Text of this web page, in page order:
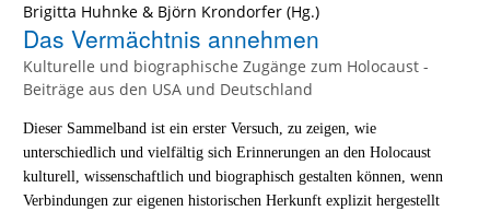
Brigitta Huhnke & Björn Krondorfer (Hg.)
Das Vermächtnis annehmen
Kulturelle und biographische Zugänge zum Holocaust -
Beiträge aus den USA und Deutschland
Dieser Sammelband ist ein erster Versuch, zu zeigen, wie
unterschiedlich und vielfältig sich Erinnerungen an den Holocaust
kulturell, wissenschaftlich und biographisch gestalten können, wenn
Verbindungen zur eigenen historischen Herkunft explizit hergestellt